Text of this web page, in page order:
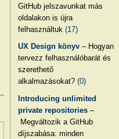
GitHub jelszavunkat más
oldalakon is újra
felhasználtuk(17)
UX Design könyv – Hogyan
tervezz felhasználóbarát és
szerethető
alkalmazásokat?(0)
Introducing unlimited
private repositories –
Megváltozik a GitHub
díjszabása: minden